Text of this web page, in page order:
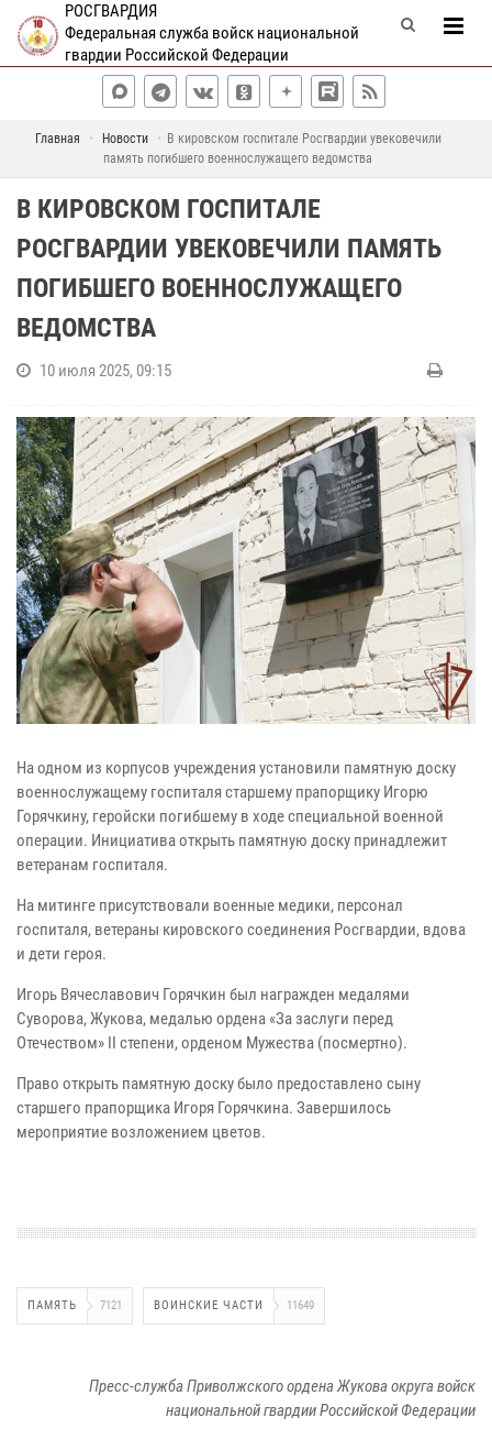
РОСГВАРДИЯ
Федеральная служба войск национальной
гвардии Российской Федерации
Главная Новости
В кировском госпитале Росгвардии увековечили
память погибшего военнослужащего ведомства
В КИРОВСКОМ ГОСПИТАЛЕ
РОСГВАРДИИ УВЕКОВЕЧИЛИ ПАМЯТЬ
ПОГИБШЕГО ВОЕННОСЛУЖАЩЕГО
ВЕДОМСТВА
10 июля 2025, 09:15
На одном из корпусов учреждения установили памятную доску
военнослужащему госпиталя старшему прапорщику Игорю
Горячкину, геройски погибшему в ходе специальной военной
операции. Инициатива открыть памятную доску принадлежит
ветеранам госпиталя.
На митинге присутствовали военные медики, персонал
госпиталя, ветераны кировского соединения Росгвардии, вдова
и дети героя.
Игорь Вячеславович Горячкин был награжден медалями
Суворова, Жукова, медалью ордена «За заслуги перед
Отечеством» II степени, орденом Мужества (посмертно).
Право открыть памятную доску было предоставлено сыну
старшего прапорщика Игоря Горячкина. Завершилось
мероприятие возложением цветов.
ПАМЯТЬ 7121 ВОИНСКИЕ ЧАСТИ 11649
Пресс-служба Приволжского ордена Жукова округа войск
национальной гвардии Российской Федерации